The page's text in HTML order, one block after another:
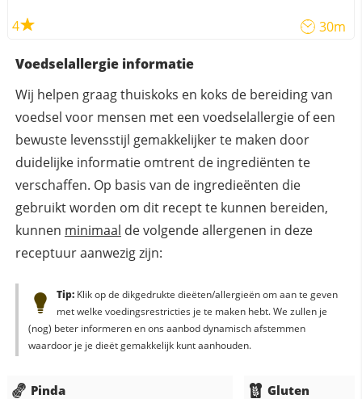
4 30m
Voedselallergie informatie
Wij helpen graag thuiskoks en koks de bereiding van
voedsel voor mensen met een voedselallergie of een
bewuste levensstijl gemakkelijker te maken door
duidelijke informatie omtrent de ingrediënten te
verschaffen. Op basis van de ingredieënten die
gebruikt worden om dit recept te kunnen bereiden,
kunnen minimaal de volgende allergenen in deze
receptuur aanwezig zijn:
Tip:Klik op de dikgedrukte dieëten/allergieën om aan te geven
met welke voedingsrestricties je te maken hebt. We zullen je
(nog) beter informeren en ons aanbod dynamisch afstemmen
waardoor je je dieët gemakkelijk kunt aanhouden.
Pinda Gluten